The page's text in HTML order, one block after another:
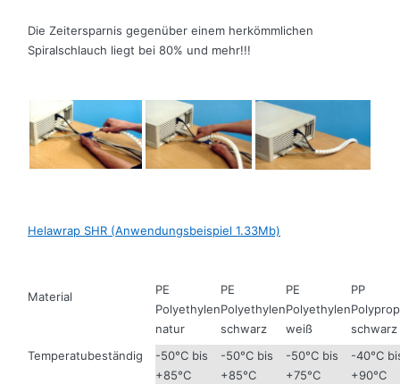
Die Zeitersparnis gegenüber einem herkömmlichen
Spiralschlauch liegt bei 80% und mehr!!!
Helawrap SHR (Anwendungsbeispiel 1.33Mb)
Material
PE
Polyethylen
natur
PE
Polyethylen
schwarz
PE
Polyethylen
weiß
PP
schwarz
Temperatubeständig
-50°C bis
+85°C
-50°C bis
+85°C
-50°C bis
+75°C
-40°C
+90°C